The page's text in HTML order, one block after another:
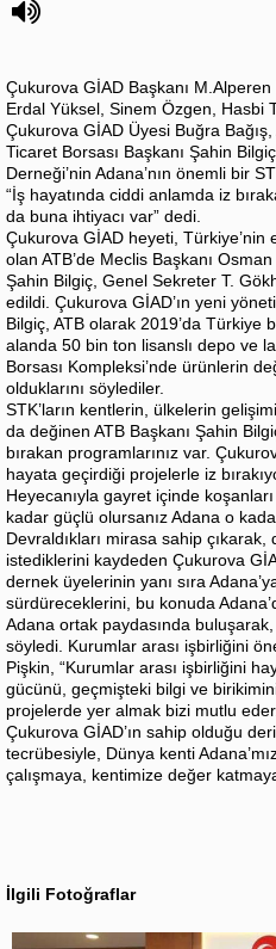
Çukurova GİAD Başkanı
Erdal Yüksel, Sinem Özgen, Hasbi
Çukurova GİAD Üyesi Buğra
Ticaret Borsası Başkanı Şahin
Derneği’nin Adana’nın önemli bir
“İş hayatında ciddi anlamda iz
da buna ihtiyacı var” dedi.
Çukurova GİAD heyeti, Türkiye’nin
olan ATB’de Meclis Başkanı
Şahin Bilgiç, Genel Sekreter T.
edildi. Çukurova GİAD’ın yeni
Bilgiç, ATB olarak 2019’da Türkiye
alanda 50 bin ton lisanslı depo ve
Borsası Kompleksi’nde ürünlerin
olduklarını söylediler.
STK’ların kentlerin, ülkelerin
da değinen ATB Başkanı Şahin
bırakan programlarınız var.
hayata geçirdiği projelerle iz
Heyecanıyla gayret içinde
kadar güçlü olursanız Adana o
Devraldıkları mirasa sahip çıkarak,
istediklerini kaydeden Çukurova
dernek üyelerinin yanı sıra
sürdüreceklerini, bu konuda
Adana ortak paydasında
söyledi. Kurumlar arası işbirliğini
Pişkin, “Kurumlar arası işbirliğini
gücünü, geçmişteki bilgi ve
projelerde yer almak bizi mutlu
Çukurova GİAD’ın sahip olduğu
tecrübesiyle, Dünya kenti
çalışmaya, kentimize değer
İlgili Fotoğraflar